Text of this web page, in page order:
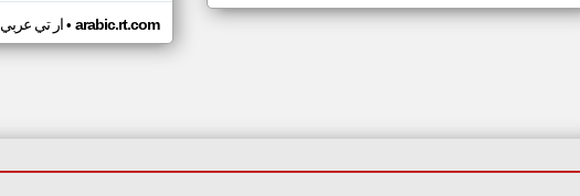
ار تي عربي• arabic.rt.com